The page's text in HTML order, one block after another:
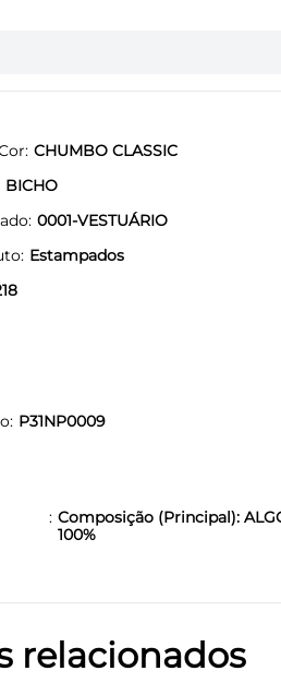
CHUMBO CLASSIC
BICHO
0001-VESTUÁRIO
Estampados
P31NP0009
Composição (Principal):
100%
relacionados